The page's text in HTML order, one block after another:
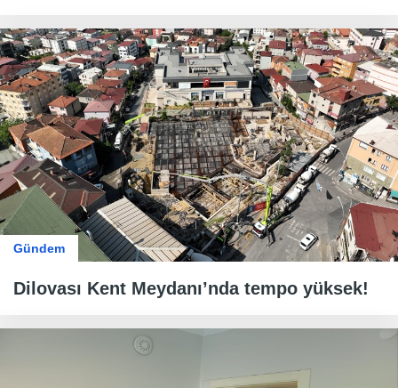
Gündem
Dilovası Kent Meydanı’nda tempo yüksek!